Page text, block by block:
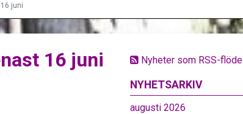
juni
Nyheter som RSS-flöde
NYHETSARKIV
augusti 2026
16 juni